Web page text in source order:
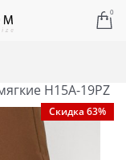
0
H15A-19PZ
Скидка 63%